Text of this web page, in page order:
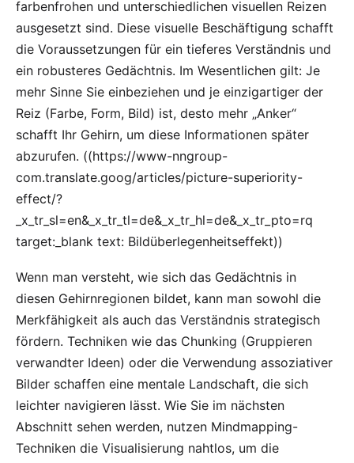
farbenfrohen und unterschiedlichen visuellen Reizen
ausgesetzt sind. Diese visuelle Beschäftigung schafft
die Voraussetzungen für ein tieferes Verständnis und
ein robusteres Gedächtnis. Im Wesentlichen gilt: Je
mehr Sinne Sie einbeziehen und je einzigartiger der
Reiz (Farbe, Form, Bild) ist, desto mehr „Anker“
schafft Ihr Gehirn, um diese Informationen später
abzurufen. ((https://www-nngroup-
com.translate.goog/articles/picture-superiority-
effect/?
_x_tr_sl=en&_x_tr_tl=de&_x_tr_hl=de&_x_tr_pto=rq
target:_blank text: Bildüberlegenheitseffekt))
Wenn man versteht, wie sich das Gedächtnis in
diesen Gehirnregionen bildet, kann man sowohl die
Merkfähigkeit als auch das Verständnis strategisch
fördern. Techniken wie das Chunking (Gruppieren
verwandter Ideen) oder die Verwendung assoziativer
Bilder schaffen eine mentale Landschaft, die sich
leichter navigieren lässt. Wie Sie im nächsten
Abschnitt sehen werden, nutzen Mindmapping-
Techniken die Visualisierung nahtlos, um die